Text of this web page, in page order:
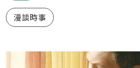
漫談時事